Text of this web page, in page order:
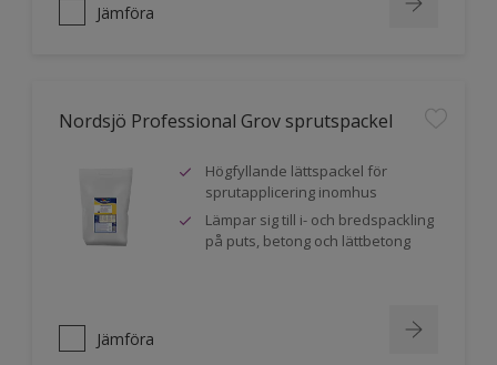
Jämföra
Nordsjö Professional Grov sprutspackel
Högfyllande lättspackel för
sprutapplicering inomhus
Lämpar sig till i- och bredspackling
på puts, betong och lättbetong
Jämföra